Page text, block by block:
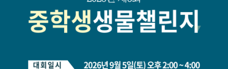
중학생생물챌린지
Middle School Korea Biology Olympiad